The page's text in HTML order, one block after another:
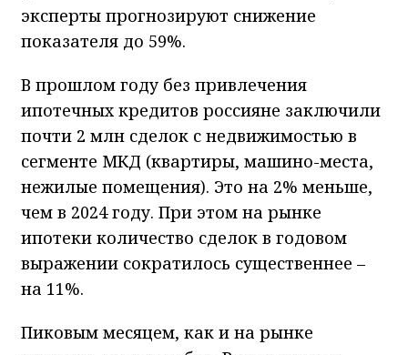
эксперты прогнозируют снижение
показателя до 59%.
В прошлом году без привлечения
ипотечных кредитов россияне заключили
почти 2 млн сделок с недвижимостью в
сегменте МКД (квартиры, машино-места,
нежилые помещения). Это на 2% меньше,
чем в 2024 году. При этом на рынке
ипотеки количество сделок в годовом
выражении сократилось существеннее –
на 11%.
Пиковым месяцем, как и на рынке